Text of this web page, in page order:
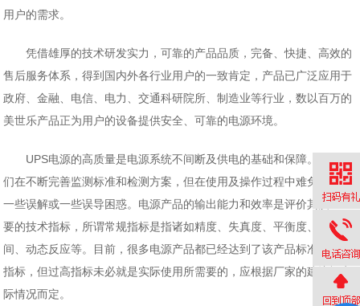
用户的需求。
凭借雄厚的技术研发实力，可靠的产品品质，完备、快捷、高效的
售后服务体系，得到国内外各行业用户的一致肯定，产品已广泛应用于
政府、金融、电信、电力、交通科研院所、制造业等行业，数以百万的
美世乐产品正为用户的设备提供安全、可靠的电源环境。
UPS电源的高质量是电源系统不间断及供电的基础和保障。虽然我
们在不断完善监测标准和检测方案，但在使用及操作过程中难免会产生
一些误解或一些误导困惑。电源产品的输出能力和效率是评价其质量重
要的技术指标，所谓常规指标是指诸如精度、失真度、平衡度、转换时
间、动态反应等。目前，很多电源产品都已经达到了该产品标准的较高
指标，但过高指标未必就是实际使用所需要的，应根据厂家的建议视实
际情况而定。